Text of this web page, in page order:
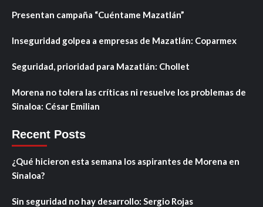
Presentan campaña “Cuéntame Mazatlán”
Inseguridad golpea a empresas de Mazatlán: Coparmex
Seguridad, prioridad para Mazatlán: Chollet
Morena no tolera las críticas ni resuelve los problemas de
Sinaloa: César Emilian
Recent Posts
¿Qué hicieron esta semana los aspirantes de Morena en
Sinaloa?
Sin seguridad no hay desarrollo: Sergio Rojas